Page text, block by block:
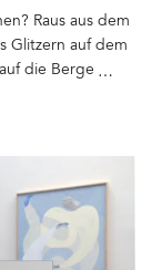
Raus aus dem
Glitzern auf dem
die Berge
feinen und
bleiben&hellip